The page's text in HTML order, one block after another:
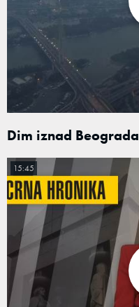
Dim iznad Beograda
15:45